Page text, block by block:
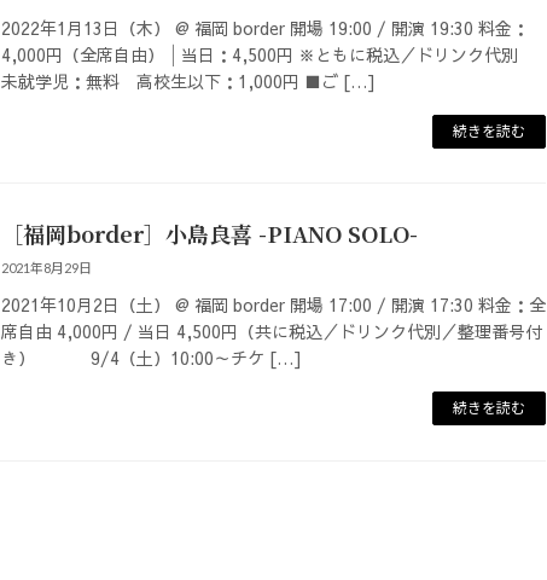
2022年1月13日（木） @ 福岡 border 開場 19:00 / 開演 19:30 料金：
4,000円（全席自由）│当日：4,500円 ※ともに税込／ドリンク代別
未就学児：無料 高校生以下：1,000円 ■ご […]
続きを読む
［福岡border］小島良喜 -PIANO SOLO-
2021年8月29日
2021年10月2日（土） @ 福岡 border 開場 17:00 / 開演 17:30 料金：全
席自由 4,000円 / 当日 4,500円（共に税込／ドリンク代別／整理番号付
き） 9/4（土）10:00～チケ […]
続きを読む